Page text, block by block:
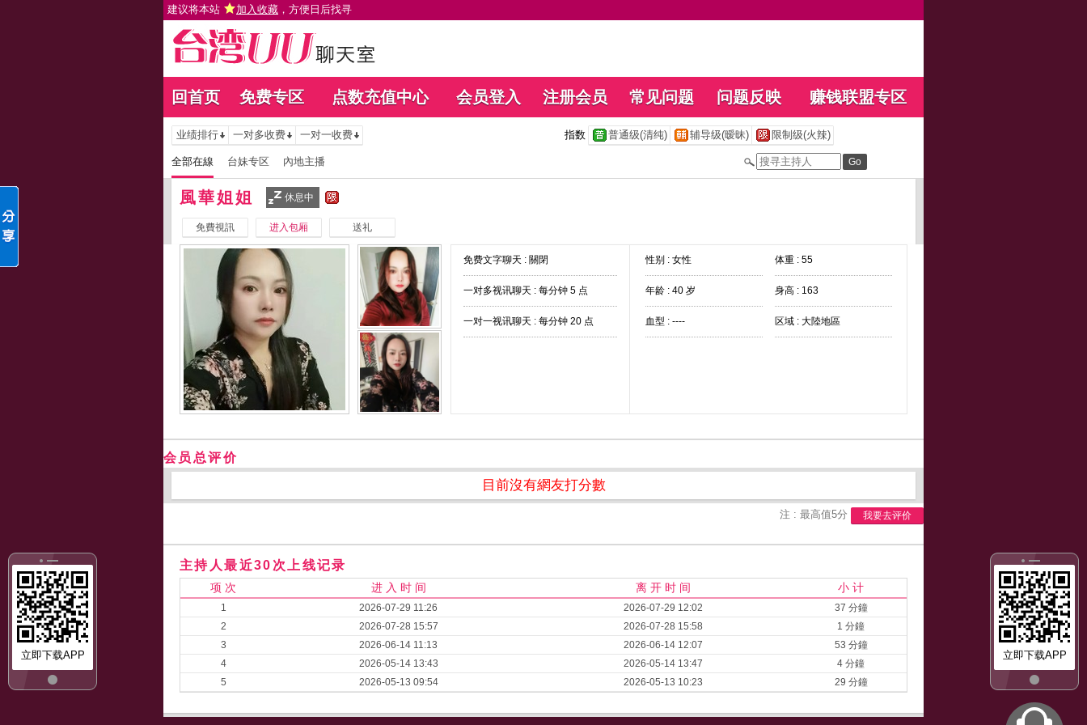
建议将本站 加入收藏 ，方便日后找寻
回首页 免费专区 点数充值中心 会员登入 注册会员 常见问题 问题反映 赚钱联盟专区
立即下载APP
立即下载APP
业绩排行 一对多收费 一对一收费 指数 普通级(清纯) 辅导级(暧昧) 限制级(火辣)
全部在線 台妹专区 內地主播
風華姐姐 休息中
免費視訊 进入包厢 送礼
免费文字聊天 : 關閉
一对多视讯聊天 : 每分钟 5 点
一对一视讯聊天 : 每分钟 20 点
性别 : 女性 体重 : 55
年龄 : 40 岁 身高 : 163
血型 : ---- 区域 : 大陸地區
会员总评价
目前沒有網友打分數
注 : 最高值5分 我要去评价
主持人最近30次上线记录
项 次 进 入 时 间 离 开 时 间 小 计
1 2026-07-29 11:26 2026-07-29 12:02
37 分鐘
2
2026-07-28 15:57 2026-07-28 15:58
1 分鐘
3
2026-06-14 11:13 2026-06-14 12:07
53 分鐘
4
2026-05-14 13:43 2026-05-14 13:47
4 分鐘
5
2026-05-13 09:54 2026-05-13 10:23 29 分鐘